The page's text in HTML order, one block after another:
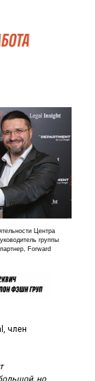
Центра
группы
Forward
член
но